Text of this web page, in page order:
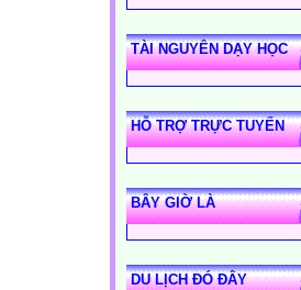
TÀI NGUYÊN DẠY HỌC
HỖ TRỢ TRỰC TUYẾN
BÂY GIỜ LÀ
DU LỊCH ĐÓ ĐÂY